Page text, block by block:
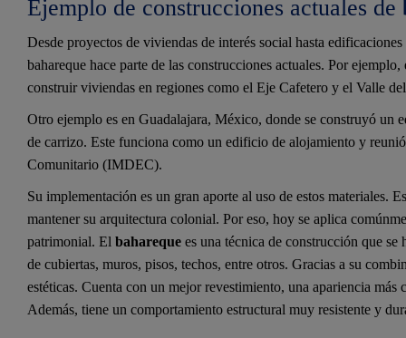
Ejemplo de construcciones actuales de
Desde proyectos de viviendas de interés social hasta
bahareque hace parte de las construcciones actuales. Por
construir viviendas en regiones como el Eje Cafetero y el Valle
Otro ejemplo es en Guadalajara, México, donde se construyó un
de carrizo. Este funciona como un edificio de alojamiento y
Comunitario (IMDEC).
Su implementación es un gran aporte al uso de estos materiales.
mantener su arquitectura colonial. Por eso, hoy se aplica
patrimonial. Elbahareque es una técnica de construcción que
de cubiertas, muros, pisos, techos, entre otros. Gracias a su
estéticas. Cuenta con un mejor revestimiento, una apariencia
Además, tiene un comportamiento estructural muy resistente y